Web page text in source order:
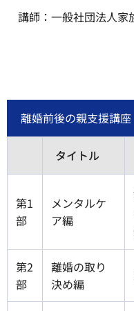
講師：一般社団法人家
離婚前後の親支援講座
タイトル
第1
部
メンタルケ
ア編
第2
部
離婚の取り
決め編